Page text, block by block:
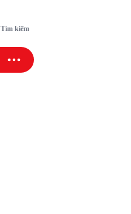
Tìm kiếm
SAO SPORT